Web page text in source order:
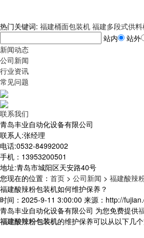
热门关键词: 福建桶面包装机 福建多段式供
站内
站外
新闻动态
公司新闻
行业资讯
常见问题
联系我们
青岛丰业自动化设备有限公司
联系人:张经理
电话:0532-84992002
手机：13953200501
地址:青岛市城阳区天安路40号
您现在的位置 ： 首页 > 公司新闻 > 福建酸辣
福建酸辣粉包装机如何维护保养？
时间：2025-9-11 3:00:00 来源：http://
青岛丰业自动化设备有限公司 为您免费提供
福建酸辣粉包装机的维护保养可以从以下几个